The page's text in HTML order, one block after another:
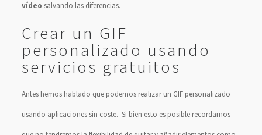
vídeo salvando las diferencias.
Crear un GIF
personalizado usando
servicios gratuitos
Antes hemos hablado que podemos realizar un GIF personalizado
usando aplicaciones sin coste. Si bien esto es posible recordamos